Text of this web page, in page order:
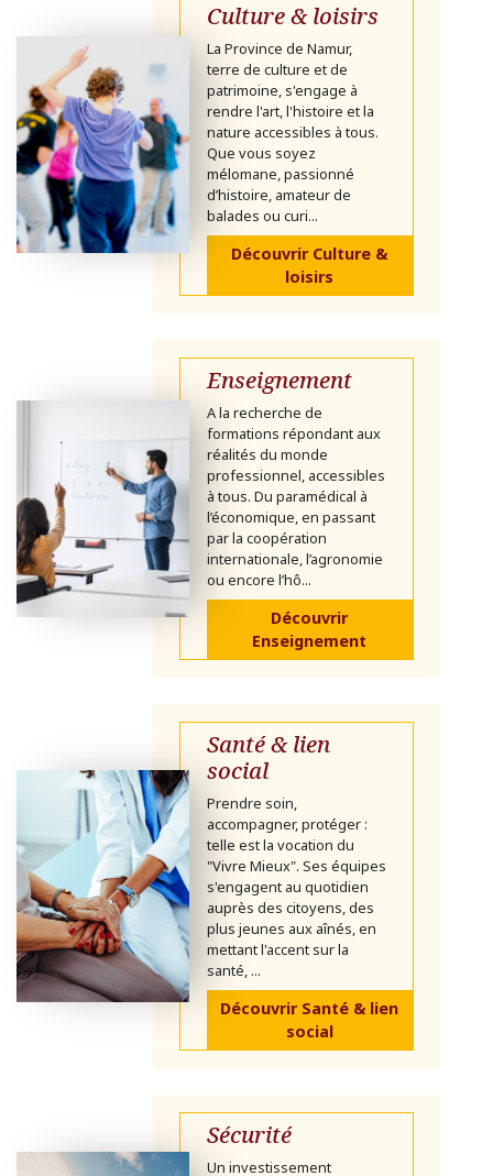
Culture & loisirs
La Province de Namur,
terre de culture et de
patrimoine, s'engage à
rendre l'art, l'histoire et la
nature accessibles à tous.
Que vous soyez
mélomane, passionné
d’histoire, amateur de
balades ou curi...
Découvrir Culture &
loisirs
Enseignement
A la recherche de
formations répondant aux
réalités du monde
professionnel, accessibles
à tous. Du paramédical à
l’économique, en passant
par la coopération
internationale, l’agronomie
ou encore l’hô...
Découvrir
Enseignement
Santé & lien
social
Prendre soin,
accompagner, protéger :
telle est la vocation du
"Vivre Mieux". Ses équipes
s'engagent au quotidien
auprès des citoyens, des
plus jeunes aux aînés, en
mettant l'accent sur la
santé, ...
Découvrir Santé & lien
social
Sécurité
Un investissement